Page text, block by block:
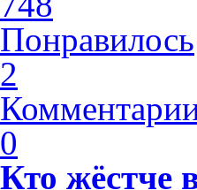
Понравилось
2
0
Кто жёстче